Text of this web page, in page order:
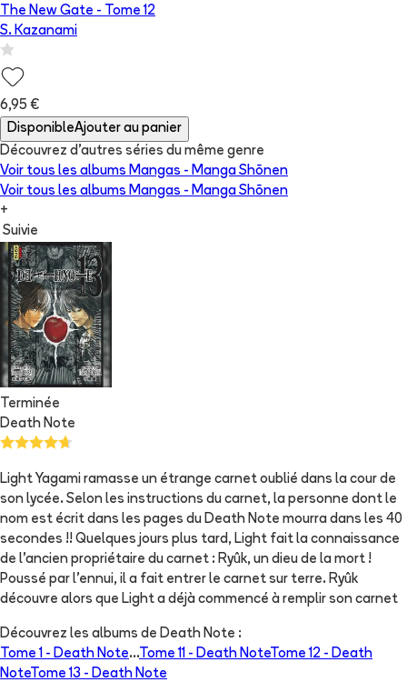
The New Gate - Tome 12
S. Kazanami
6,95 €
DisponibleAjouter au panier
Découvrez d'autres séries du même genre
Voir tous les albums Mangas - Manga Shōnen
Voir tous les albums Mangas - Manga Shōnen
+
Suivie
Terminée
Death Note
Light Yagami ramasse un étrange carnet oublié dans la cour de
son lycée. Selon les instructions du carnet, la personne dont le
nom est écrit dans les pages du Death Note mourra dans les 40
secondes !! Quelques jours plus tard, Light fait la connaissance
de l'ancien propriétaire du carnet : Ryûk, un dieu de la mort !
Poussé par l'ennui, il a fait entrer le carnet sur terre. Ryûk
découvre alors que Light a déjà commencé à remplir son carnet
Découvrez les albums de Death Note :
Tome 1 - Death Note...Tome 11 - Death NoteTome 12 - Death
NoteTome 13 - Death Note